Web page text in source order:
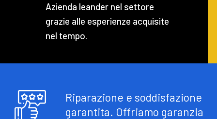
Azienda leander nel settore
grazie alle esperienze acquisite
nel tempo.
Riparazione e soddisfazione
garantita. Offriamo garanzia